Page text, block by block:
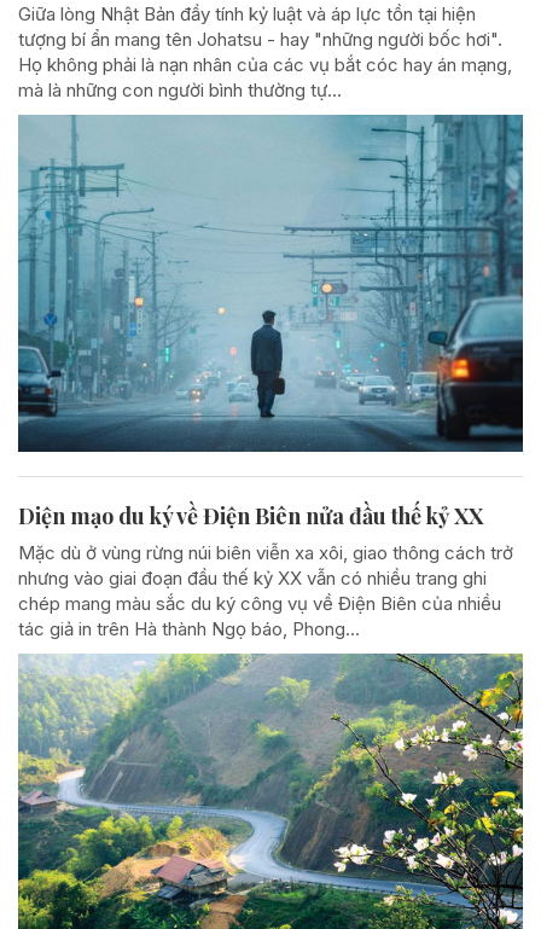
Giữa lòng Nhật Bản đầy tính kỷ luật và áp lực tồn tại hiện
tượng bí ẩn mang tên Johatsu - hay "những người bốc hơi".
Họ không phải là nạn nhân của các vụ bắt cóc hay án mạng,
mà là những con người bình thường tự...
Diện mạo du ký về Điện Biên nửa đầu thế kỷ XX
Mặc dù ở vùng rừng núi biên viễn xa xôi, giao thông cách trở
nhưng vào giai đoạn đầu thế kỷ XX vẫn có nhiều trang ghi
chép mang màu sắc du ký công vụ về Điện Biên của nhiều
tác giả in trên Hà thành Ngọ báo, Phong...